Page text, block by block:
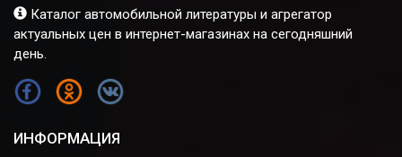
Каталог автомобильной литературы и агрегатор
актуальных цен в интернет-магазинах на сегодняшний
день.
FB OK VK
ИНФОРМАЦИЯ